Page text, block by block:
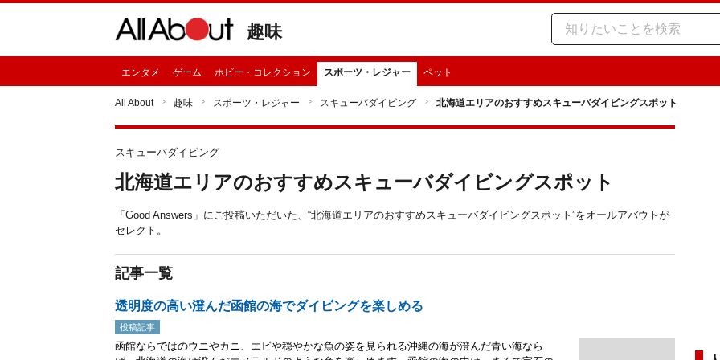
趣味
エンタメ ゲーム ホビー・コレクション スポーツ・レジャー ペット
All About 趣味 スポーツ・レジャー スキューバダイビング 北海道エリアのおすすめスキューバダイビングスポット
スキューバダイビング
北海道エリアのおすすめスキューバダイビングスポット
「Good Answers」にご投稿いただいた、“北海道エリアのおすすめスキューバダイビングスポット”をオールアバウトが
セレクト。
記事一覧
透明度の高い澄んだ函館の海でダイビングを楽しめる
投稿記事
函館ならではのウニやカニ、エビや穏やかな魚の姿を見られる沖縄の海が澄んだ青い海なら